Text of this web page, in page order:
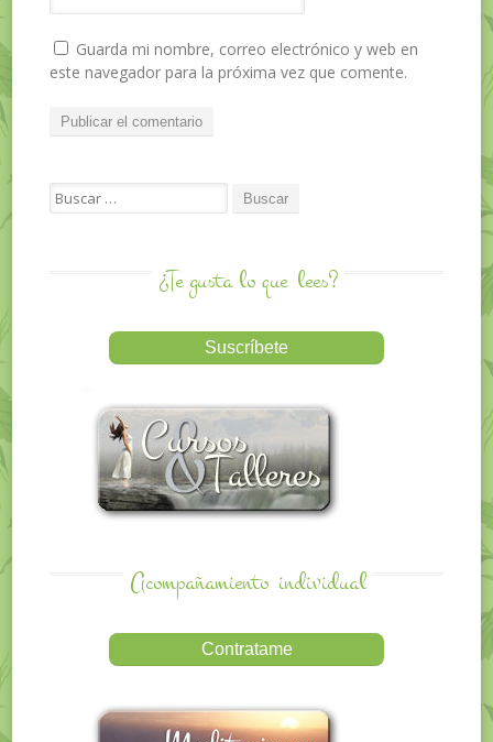
Guarda mi nombre, correo electrónico y web en
este navegador para la próxima vez que comente.
Search for:
¿Te gusta lo que lees?
Acompañamiento individual